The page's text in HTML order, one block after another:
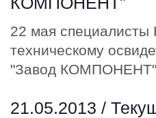
22 мая
техническому
"Завод КОМПОНЕНТ"
21.05.2013 /